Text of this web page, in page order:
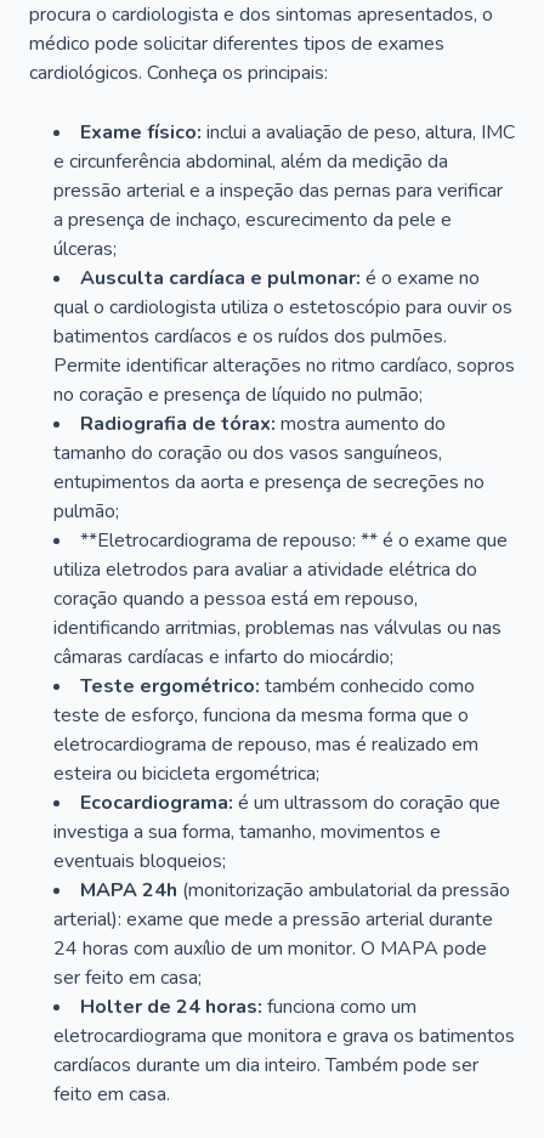
procura o cardiologista e dos sintomas apresentados, o
médico pode solicitar diferentes tipos de exames
cardiológicos. Conheça os principais:
Exame físico: inclui a avaliação de peso, altura, IMC
e circunferência abdominal, além da medição da
pressão arterial e a inspeção das pernas para verificar
a presença de inchaço, escurecimento da pele e
úlceras;
Ausculta cardíaca e pulmonar: é o exame no
qual o cardiologista utiliza o estetoscópio para ouvir os
batimentos cardíacos e os ruídos dos pulmões.
Permite identificar alterações no ritmo cardíaco, sopros
no coração e presença de líquido no pulmão;
Radiografia de tórax: mostra aumento do
tamanho do coração ou dos vasos sanguíneos,
entupimentos da aorta e presença de secreções no
pulmão;
**Eletrocardiograma de repouso: ** é o exame que
utiliza eletrodos para avaliar a atividade elétrica do
coração quando a pessoa está em repouso,
identificando arritmias, problemas nas válvulas ou nas
câmaras cardíacas e infarto do miocárdio;
Teste ergométrico: também conhecido como
teste de esforço, funciona da mesma forma que o
eletrocardiograma de repouso, mas é realizado em
esteira ou bicicleta ergométrica;
Ecocardiograma: é um ultrassom do coração que
investiga a sua forma, tamanho, movimentos e
eventuais bloqueios;
MAPA 24h (monitorização ambulatorial da pressão
arterial): exame que mede a pressão arterial durante
24 horas com auxílio de um monitor. O MAPA pode
ser feito em casa;
Holter de 24 horas: funciona como um
eletrocardiograma que monitora e grava os batimentos
cardíacos durante um dia inteiro. Também pode ser
feito em casa.